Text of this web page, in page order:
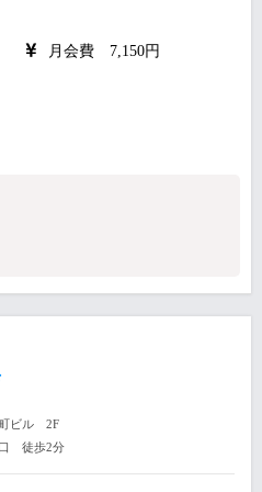
月会費 7,150円
町ビル 2F
徒歩2分